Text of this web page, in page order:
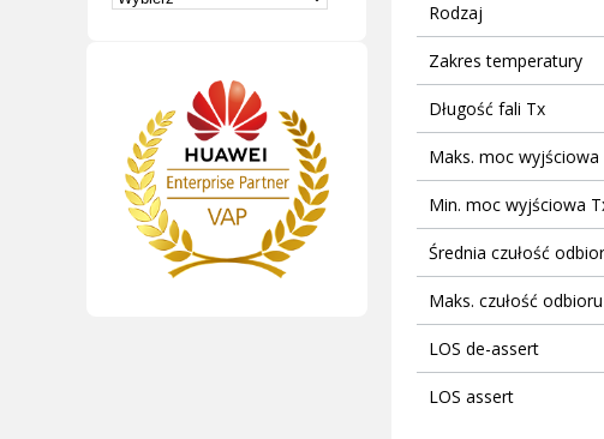
Rodzaj
Zakres temperatury
Długość fali Tx
Maks. moc wyjściowa
Min. moc wyjściowa
Średnia czułość
Maks. czułość
LOS de-assert
LOS assert